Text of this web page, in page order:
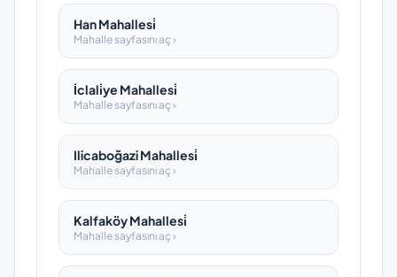
Han Mahallesi̇
Mahalle sayfasını aç ›
İclali̇ye Mahallesi̇
Mahalle sayfasını aç ›
Ilicaboğazi Mahallesi̇
Mahalle sayfasını aç ›
Kalfaköy Mahallesi̇
Mahalle sayfasını aç ›